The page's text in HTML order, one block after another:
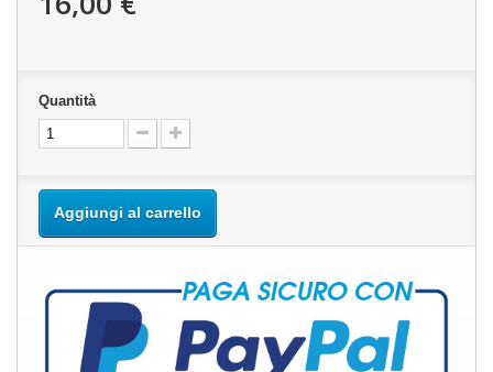
Quantità
Aggiungi al carrello